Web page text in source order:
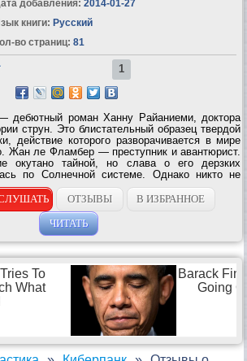
добавления: 2014-01-27
книги: Русский
во страниц: 81
1
дебютный роман Ханну Райаниеми, доктора
струн. Это блистательный образец твердой
действие которого разворачивается в мире
Жан ле Фламбер — преступник и авантюрист.
окутано тайной, но слава о его дерзких
по Солнечной системе. Однако никто не
и в начале романа мы обнаруживаем героя
ОТЗЫВЫ
В ИЗБРАННОЕ
ЧИТАТЬ